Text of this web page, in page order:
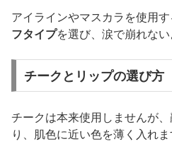
アイラインやマスカラを使用
フタイプを選び、涙で崩れない
チークとリップの選び方
チークは本来使用しませんが
り、肌色に近い色を薄く入れま